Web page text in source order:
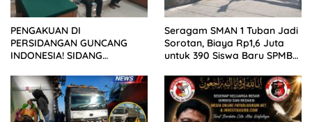
PENGAKUAN DI
PERSIDANGAN GUNCANG
INDONESIA! SIDANG
KELUARGA KORBAN
MENGAMUK DI PN MALANG
Seragam SMAN 1 Tuban Jadi
Sorotan, Biaya Rp1,6 Juta
untuk 390 Siswa Baru SPMB